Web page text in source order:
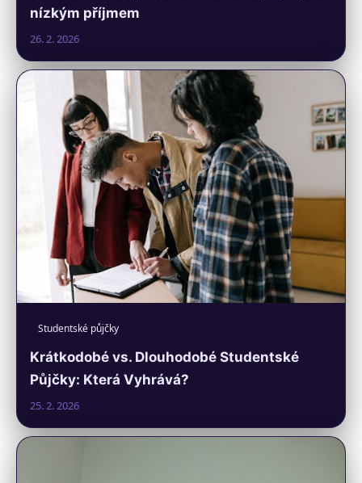
nízkým příjmem
26. 2. 2026
Studentské půjčky
Krátkodobé vs. Dlouhodobé Studentské
Půjčky: Která Vyhrává?
25. 2. 2026